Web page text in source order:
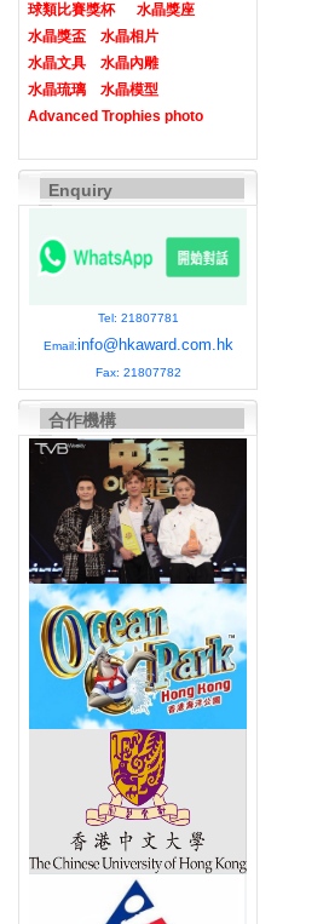
球類比賽獎杯
水晶獎座
水晶獎盃
水晶相片
水晶文具
水晶內雕
水晶琉璃
水晶模型
Advanced Trophies photo
Enquiry
Tel: 21807781
Email:info@hkaward.com.hk
Fax: 21807782
合作機構